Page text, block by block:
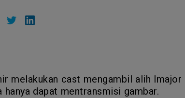
melakukan cast mengambil alih
hanya dapat mentransmisi gambar.